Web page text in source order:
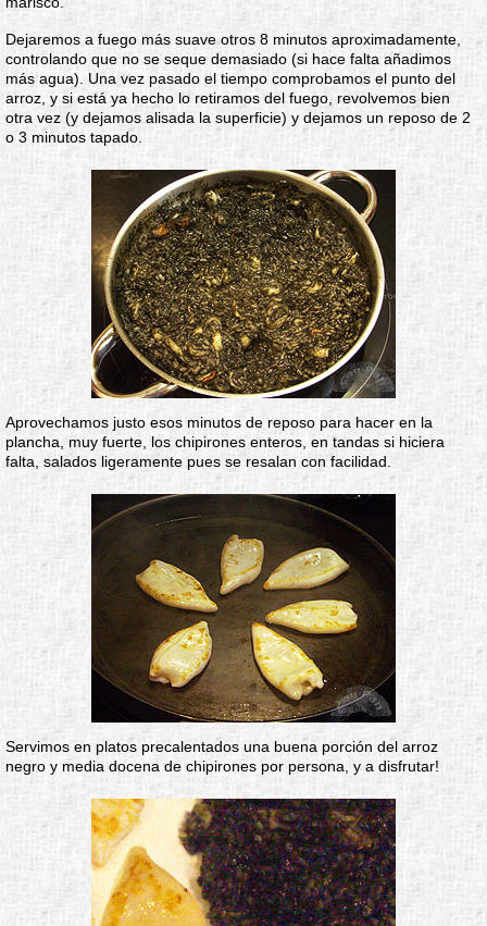
Dejaremos a fuego más suave otros 8 minutos aproximadamente,
controlando que no se seque demasiado (si hace falta añadimos
más agua). Una vez pasado el tiempo comprobamos el punto del
arroz, y si está ya hecho lo retiramos del fuego, revolvemos bien
otra vez (y dejamos alisada la superficie) y dejamos un reposo de 2
o 3 minutos tapado.
Aprovechamos justo esos minutos de reposo para hacer en la
plancha, muy fuerte, los chipirones enteros, en tandas si hiciera
falta, salados ligeramente pues se resalan con facilidad.
Servimos en platos precalentados una buena porción del arroz
negro y media docena de chipirones por persona, y a disfrutar!